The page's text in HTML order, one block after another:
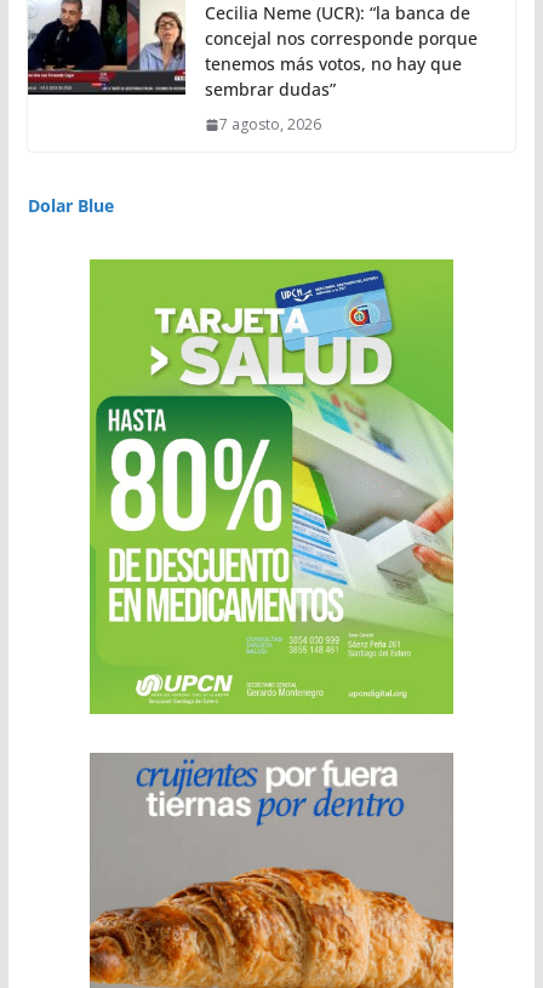
Cecilia Neme (UCR): “la banca de
concejal nos corresponde porque
tenemos más votos, no hay que
sembrar dudas”
7 agosto, 2026
Dolar Blue